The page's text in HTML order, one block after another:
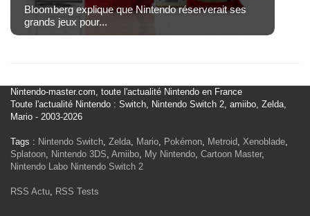
Bloomberg explique que Nintendo réserverait ses
grands jeux pour...
Nintendo-master.com, toute l'actualité Nintendo en France
Toute l'actualité Nintendo : Switch, Nintendo Switch 2, amiibo, Zelda,
Mario - 2003-2026
Tags : Nintendo Switch Zelda Mario Pokémon Metroid Xenoblade
Splatoon Nintendo 3DS Amiibo My Nintendo Cartoon Master,
Nintendo Labo Nintendo Switch 2
RSS Actu RSS Tests